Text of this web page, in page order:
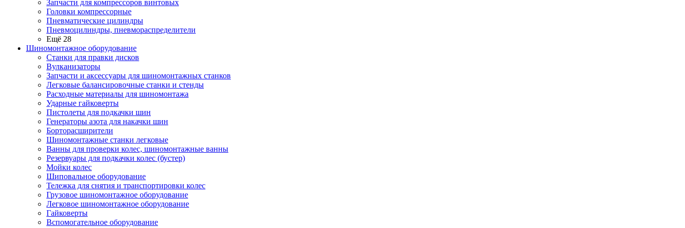
Запчасти для компрессоров винтовых
Головки компрессорные
Пневматические цилиндры
Пневмоцилиндры, пневмораспределители
Ещё 28
Шиномонтажное оборудование
Станки для правки дисков
Вулканизаторы
Запчасти и аксессуары для шиномонтажных станков
Легковые балансировочные станки и стенды
Расходные материалы для шиномонтажа
Ударные гайковерты
Пистолеты для подкачки шин
Генераторы азота для накачки шин
Борторасширители
Шиномонтажные станки легковые
Ванны для проверки колес, шиномонтажные ванны
Резервуары для подкачки колес (бустер)
Мойки колес
Шиповальное оборудование
Тележка для снятия и транспортировки колес
Грузовое шиномонтажное оборудование
Легковое шиномонтажное оборудование
Гайковерты
Вспомогательное оборудование